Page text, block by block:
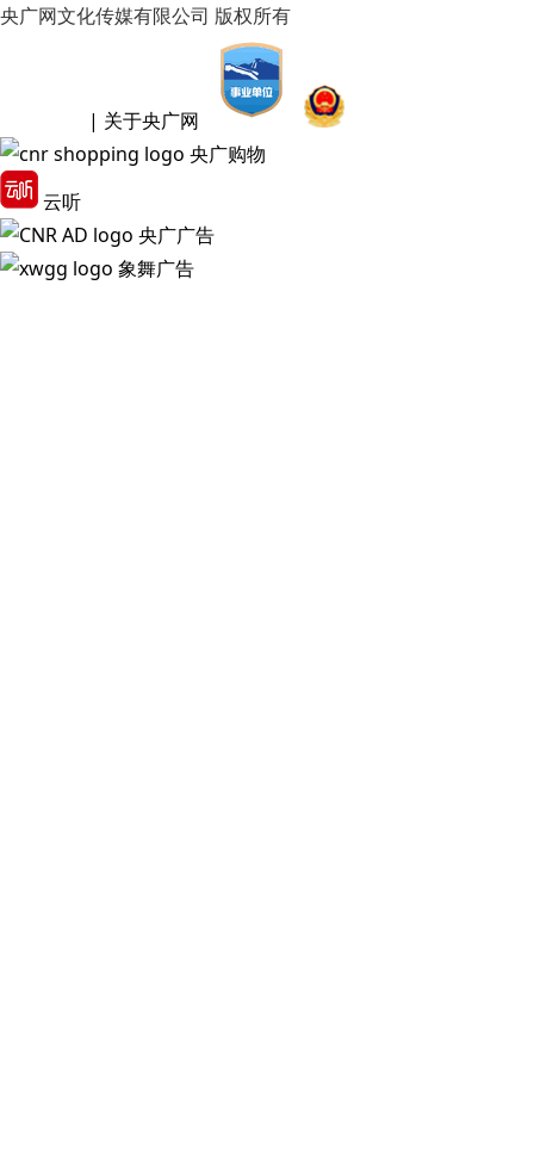
央广网文化传媒有限公司 版权所有
| 关于央广网
央广购物
云听
央广广告
象舞广告